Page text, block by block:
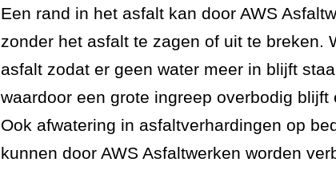
Een rand in het asfalt kan door AWS
zonder het asfalt te zagen of uit te breken.
asfalt zodat er geen water meer in blijft
waardoor een grote ingreep overbodig blijft
Ook afwatering in asfaltverhardingen op
kunnen door AWS Asfaltwerken worden